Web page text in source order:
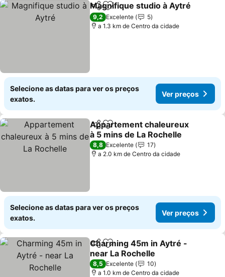
PartilharAdicionar aos favoritos
Magnifique studio à Aytré
9,2 Excelente
5
a 1.3 km de Centro da cidade
Selecione as datas para ver os preços
exatos.
Ver preços
PartilharAdicionar aos favoritos
Appartement chaleureux
à 5 mins de La Rochelle
Ver preços
8,8 Excelente
17
a 2.0 km de Centro da cidade
Selecione as datas para ver os preços
exatos.
Ver preços
PartilharAdicionar aos favoritos
Charming 45m in Aytré -
near La Rochelle
Ver preços
8,5 Excelente
10
a 1.0 km de Centro da cidade